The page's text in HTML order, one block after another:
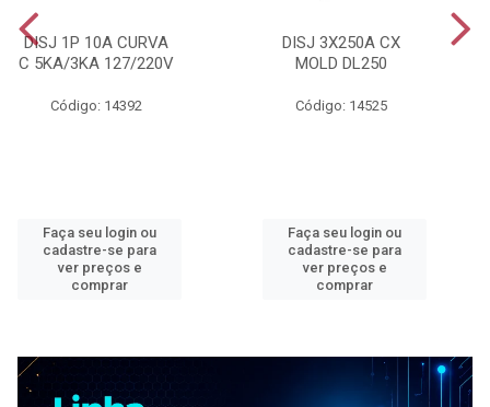
DISJ 1P 10A CURVA
C 5KA/3KA 127/220V
Código: 14392
Faça seu login ou
cadastre-se para
ver preços e
comprar
DISJ 3X250A CX
MOLD DL250
Código: 14525
Faça seu login ou
cadastre-se para
ver preços e
comprar